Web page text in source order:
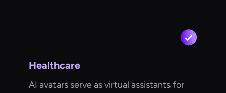
Healthcare
AI avatars serve as virtual assistants for